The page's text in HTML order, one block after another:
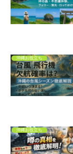
沖縄お役立ち
沖縄お役立ち